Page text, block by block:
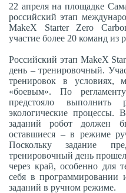
22 апреля на площадке
российский этап
MakeX Starter Zero
участие более 20 команд из
Российский этап MakeX
день – тренировочный.
тренировок в условиях,
«боевым». По
предстояло выполнить
экологические процессы.
заданий робот должен
оставшиеся – в режиме
Поскольку задание
тренировочный день
через край, особенно для
себя в
заданий в ручном режиме.